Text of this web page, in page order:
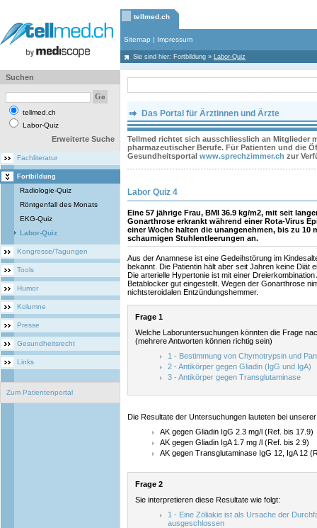
tellmed.ch
Sitemap | Impressum
Sie sind hier: Fortbildung » Labor-Quiz
Suchen
tellmed.ch
Labor-Quiz
Erweiterte Suche
Fachliteratur
Fortbildung
Radiologie-Quiz
Röntgenfall des Monats
EKG-Quiz
Labor-Quiz
Kongresse/Tagungen
Tools
Humor
Kolumne
Presse
Gesundheitsrecht
Links
Zum Patientenportal
Das Portal für Ärztinnen und Ärzte
Tellmed richtet sich ausschliesslich an Mitglieder
pharmazeutischer Berufe. Für Patienten und die
Gesundheitsportal www.sprechzimmer.ch zur
Labor Quiz 4
Eine 57 jährige Frau, BMI 36.9 kg/m2, mit seit
Gonarthrose erkrankt während einer Rota-Virus
einer Woche halten die unangenehmen, bis zu 10
schaumigen Stuhlentleerungen an.
Aus der Anamnese ist eine Gedeihstörung im
bekannt. Die Patientin hält aber seit Jahren keine Diät
Die arterielle Hypertonie ist mit einer
Betablocker gut eingestellt. Wegen der Gonarthrose
nichtsteroidalen Entzündungshemmer.
Frage 1
Welche Laboruntersuchungen könnten die Frage
(mehrere Antworten können richtig sein)
1 - Bestimmung von Chymotrypsin und
2 - Antikörper gegen Gliadin (IgG und IgA)
3 - Antikörper gegen Transglutaminase
Die Resultate der Untersuchungen lauteten bei
AK gegen Gliadin IgG 2.3 mg/l (Ref. bis 17.9)
AK gegen Gliadin IgA 1.7 mg /l (Ref. bis 2.9)
AK gegen Transglutaminase IgG 12, IgA 12
Frage 2
Sie interpretieren diese Resultate wie folgt:
1 - Eine Zöliakie ist als Ursache der
ausgeschlossen